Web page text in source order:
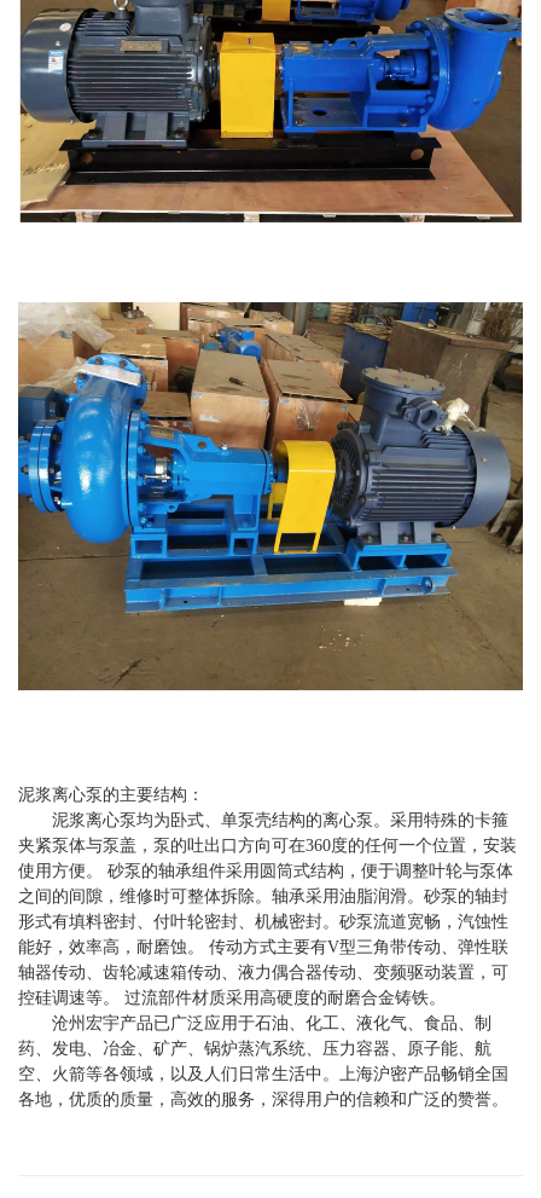
泥浆离心泵的主要结构：
泥浆离心泵均为卧式、单泵壳结构的离心泵。采用特殊的卡箍
夹紧泵体与泵盖，泵的吐出口方向可在360度的任何一个位置，安装
使用方便。 砂泵的轴承组件采用圆筒式结构，便于调整叶轮与泵体
之间的间隙，维修时可整体拆除。轴承采用油脂润滑。砂泵的轴封
形式有填料密封、付叶轮密封、机械密封。砂泵流道宽畅，汽蚀性
能好，效率高，耐磨蚀。 传动方式主要有V型三角带传动、弹性联
轴器传动、齿轮减速箱传动、液力偶合器传动、变频驱动装置，可
控硅调速等。 过流部件材质采用高硬度的耐磨合金铸铁。
沧州宏宇产品已广泛应用于石油、化工、液化气、食品、制
药、发电、冶金、矿产、锅炉蒸汽系统、压力容器、原子能、航
空、火箭等各领域，以及人们日常生活中。上海沪密产品畅销全国
各地，优质的质量，高效的服务，深得用户的信赖和广泛的赞誉。